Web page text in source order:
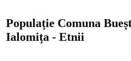
În cadrul acestei comunități,